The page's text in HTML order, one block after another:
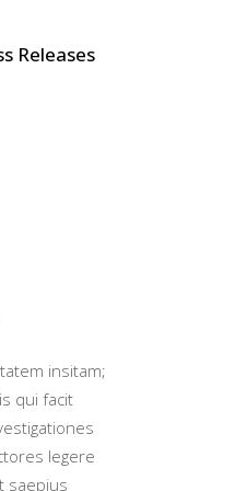
Releases
insitam;
qui facit
legere
saepius